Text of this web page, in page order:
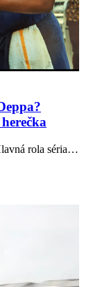
rola séria…